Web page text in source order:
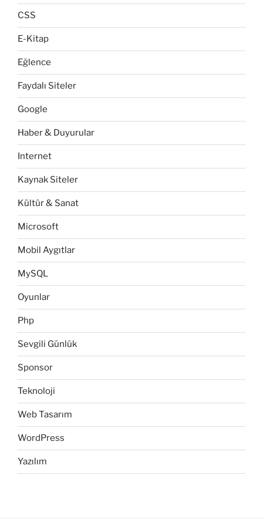
CSS
E-Kitap
Eğlence
Faydalı Siteler
Google
Haber & Duyurular
Internet
Kaynak Siteler
Kültür & Sanat
Microsoft
Mobil Aygıtlar
MySQL
Oyunlar
Php
Sevgili Günlük
Sponsor
Teknoloji
Web Tasarım
WordPress
Yazılım